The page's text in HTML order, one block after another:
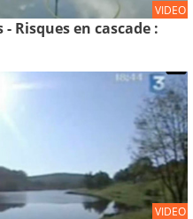
VIDEO
Risques en cascade :
VIDEO